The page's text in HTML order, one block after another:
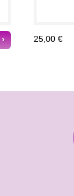
25,00 €